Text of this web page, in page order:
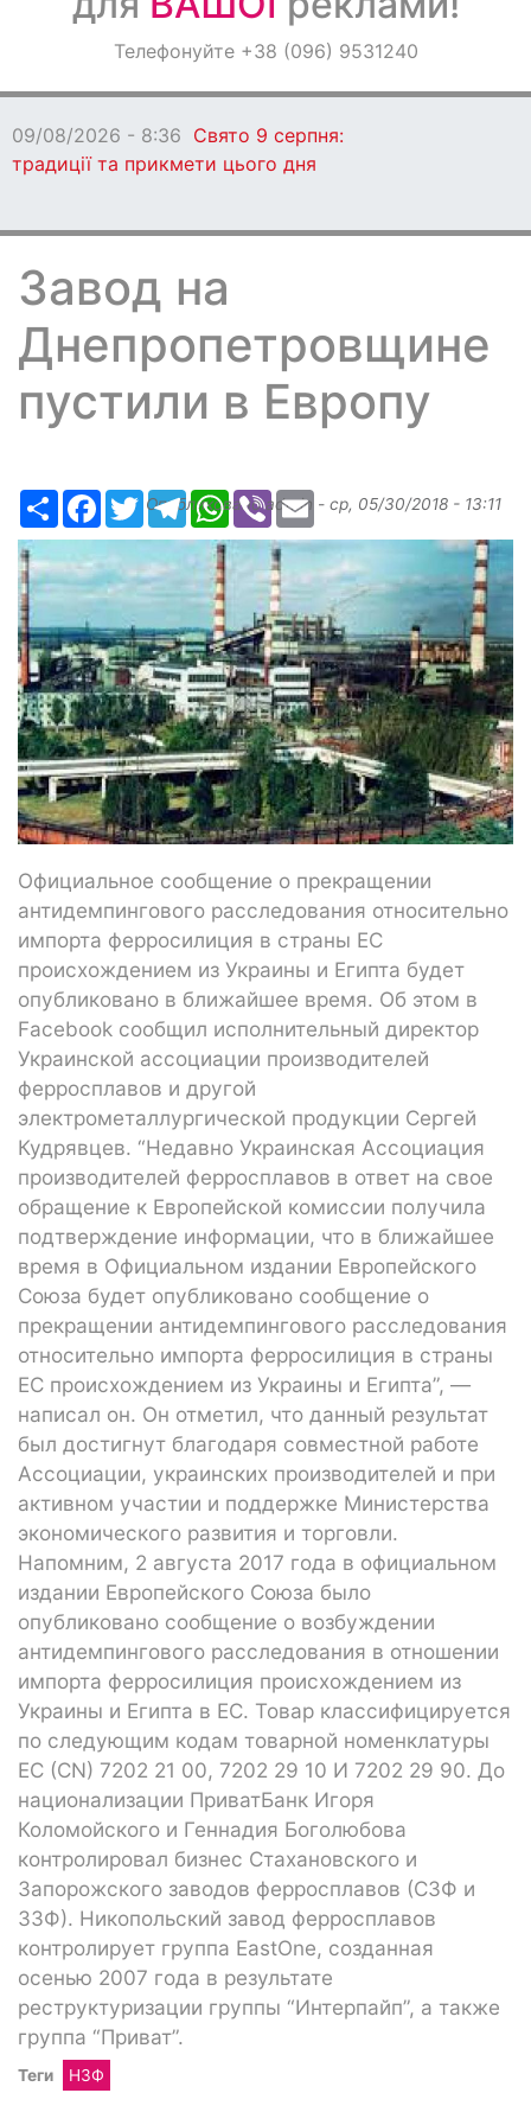
ОголошенняТелефонуйте +38 (096) 9531240
09/08/2026 - 8:36 Свято 9 серпня:
традиції та прикмети цього дня
Завод на
Днепропетровщине
пустили в Европу
РесурсFacebook
TwitterTelegramWhatsApp
Viber Email
Опубликованоadmin - ср, 05/30/2018 - 13:11
Официальное сообщение о прекращении
антидемпингового расследования относительно
импорта ферросилиция в страны ЕС
происхождением из Украины и Египта будет
опубликовано в ближайшее время. Об этом в
Facebook сообщил исполнительный директор
Украинской ассоциации производителей
ферросплавов и другой
электрометаллургической продукции Сергей
Кудрявцев. “Недавно Украинская Ассоциация
производителей ферросплавов в ответ на свое
обращение к Европейской комиссии получила
подтверждение информации, что в ближайшее
время в Официальном издании Европейского
Союза будет опубликовано сообщение о
прекращении антидемпингового расследования
относительно импорта ферросилиция в страны
ЕС происхождением из Украины и Египта”, —
написал он. Он отметил, что данный результат
был достигнут благодаря совместной работе
Ассоциации, украинских производителей и при
активном участии и поддержке Министерства
экономического развития и торговли.
Напомним, 2 августа 2017 года в официальном
издании Европейского Союза было
опубликовано сообщение о возбуждении
антидемпингового расследования в отношении
импорта ферросилиция происхождением из
Украины и Египта в ЕС. Товар классифицируется
по следующим кодам товарной номенклатуры
ЕС (CN) 7202 21 00, 7202 29 10 И 7202 29 90. До
национализации ПриватБанк Игоря
Коломойского и Геннадия Боголюбова
контролировал бизнес Стахановского и
Запорожского заводов ферросплавов (СЗФ и
ЗЗФ). Никопольский завод ферросплавов
контролирует группа EastOne, созданная
осенью 2007 года в результате
реструктуризации группы “Интерпайп”, а также
группа “Приват”.
Теги НЗФ